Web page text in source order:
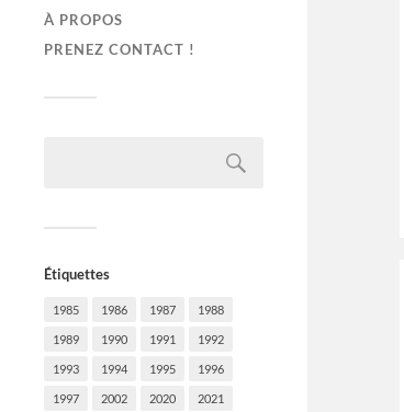
À PROPOS
PRENEZ CONTACT !
Étiquettes
1985 1986 1987 1988
1989 1990 1991 1992
1993 1994 1995 1996
1997 2002 2020 2021